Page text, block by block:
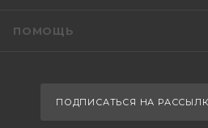
ПОМОЩЬ
ПОДПИСАТЬСЯ НА